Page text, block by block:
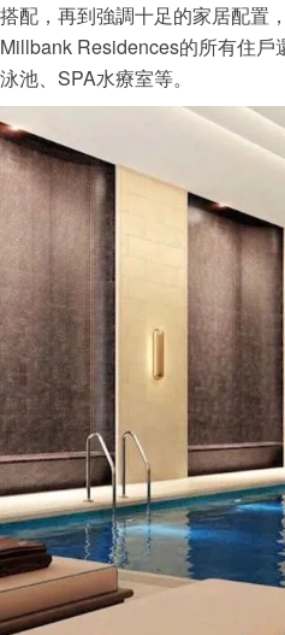
搭配，再到強調十足的家居配置
Millbank Residences的所有住
泳池、SPA水療室等。